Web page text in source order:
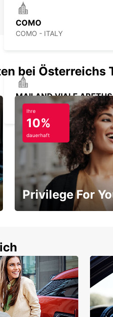
COMO
COMO - ITALY
MAILAND VIALE
MILANO - ITALY
bei Österreichs
Ihre
10%
dauerhaft
Privilege For